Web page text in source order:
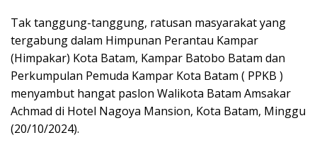
Tak tanggung-tanggung, ratusan masyarakat yang
tergabung dalam Himpunan Perantau Kampar
(Himpakar) Kota Batam, Kampar Batobo Batam dan
Perkumpulan Pemuda Kampar Kota Batam ( PPKB )
menyambut hangat paslon Walikota Batam Amsakar
Achmad di Hotel Nagoya Mansion, Kota Batam, Minggu
(20/10/2024).